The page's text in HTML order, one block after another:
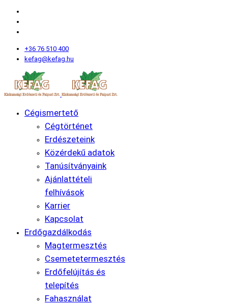
+36 76 510 400
kefag@kefag.hu
Cégismertető
Cégtörténet
Erdészeteink
Közérdekű adatok
Tanúsítványaink
Ajánlattételi
felhívások
Karrier
Kapcsolat
Erdőgazdálkodás
Magtermesztés
Csemetetermesztés
Erdőfelújítás és
telepítés
Fahasználat